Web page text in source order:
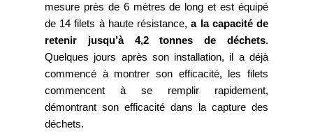
mesure près de 6 mètres de long et est équipé
de 14 filets à haute résistance,a la capacité de
retenir jusqu’à 4,2 tonnes de déchets.
Quelques jours après son installation, il a déjà
commencé à montrer son efficacité, les filets
commencent à se remplir rapidement,
démontrant son efficacité dans la capture des
déchets.